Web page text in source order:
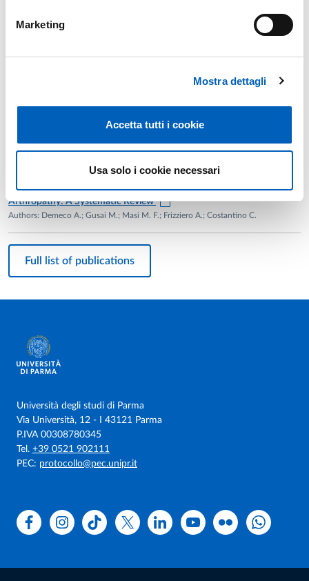
Marketing
Mostra dettagli
Accetta tutti i cookie
Usa solo i cookie necessari
Imaging Derived Holograms Improve Surgical Outcome in
Authors: Demeco A.; Renzi F.; Frizziero A.; Palermi S.; Salerno A.;
Year: 2025
The Effects of Hyaluronic Acid on Gait Parameters in
Authors: Costantino C.; Ronzoni S.; Ingletto A.; Sabato R.; Salerno A.;
Palermi S.; Foresti R.; Martini C.; Demeco A.
Year: 2025
Acupuncture for Chronic Pain Management in Haemophilic
Arthropathy: A Systematic Review
Authors: Demeco A.; Gusai M.; Masi M. F.; Frizziero A.; Costantino C.
Year: 2025
Full list of publications
Università degli studi di Parma
Via Università, 12 - I 43121 Parma
P.IVA 00308780345
Tel. +39 0521 902111
PEC: protocollo@pec.unipr.it
FacebookInstagramTikTok X LinkedinYoutubeFlickr